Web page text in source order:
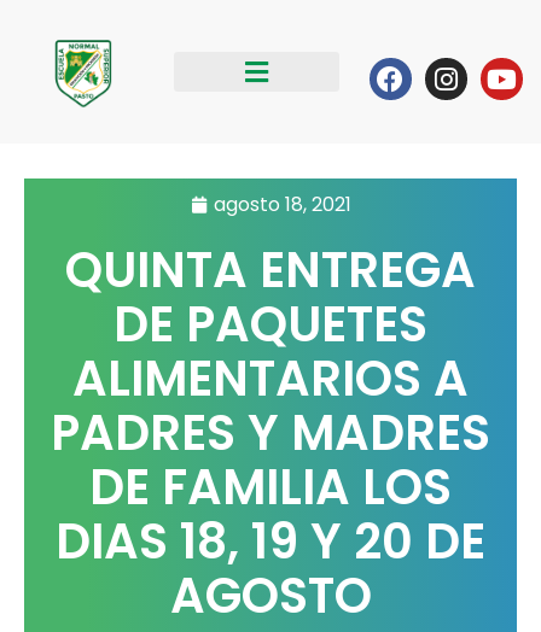
contenido
Facebook
agosto 18, 2021
QUINTA ENTREGA
DE PAQUETES
ALIMENTARIOS A
PADRES Y MADRES
DE FAMILIA LOS
DIAS 18, 19 Y 20 DE
AGOSTO